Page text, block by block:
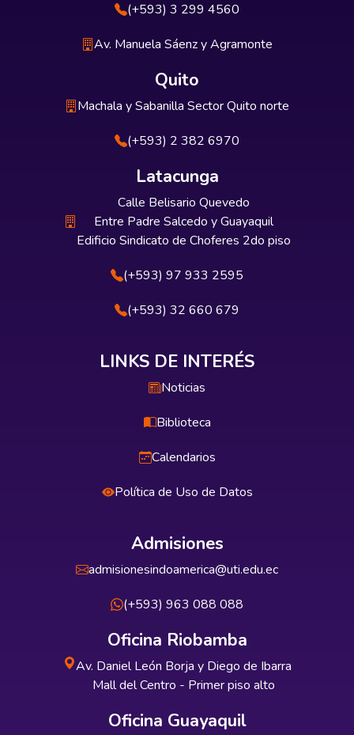
(+593) 3 299 4560
Av. Manuela Sáenz y Agramonte
Quito
Machala y Sabanilla Sector Quito norte
(+593) 2 382 6970
Latacunga
Calle Belisario Quevedo
Entre Padre Salcedo y Guayaquil
Edificio Sindicato de Choferes 2do piso
(+593) 97 933 2595
(+593) 32 660 679
LINKS DE INTERÉS
Noticias
Biblioteca
Calendarios
Política de Uso de Datos
Admisiones
admisionesindoamerica@uti.edu.ec
(+593) 963 088 088
Oficina Riobamba
Av. Daniel León Borja y Diego de Ibarra
Mall del Centro - Primer piso alto
Oficina Guayaquil